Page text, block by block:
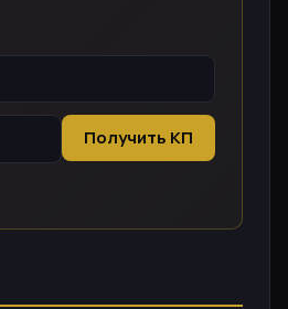
Получить КП